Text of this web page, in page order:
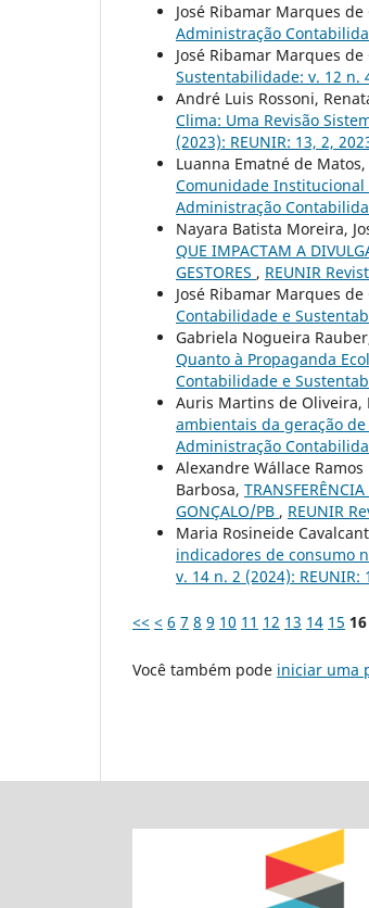
José Ribamar Marques de
Administração
José Ribamar Marques de
Sustentabilidade: v. 12 n.
André Luis Rossoni,
Clima: Uma Revisão
(2023): REUNIR: 13, 2,
Luanna Ematné de
Comunidade Institucional
Administração
Nayara Batista Moreira,
QUE IMPACTAM A
GESTORES , REUNIR
José Ribamar Marques de
Contabilidade e
Gabriela Nogueira
Quanto à Propaganda
Contabilidade e
Auris Martins de Oliveira,
ambientais da geração
Administração
Alexandre Wállace
Barbosa,
GONÇALO/PB , REUNIR
Maria Rosineide
indicadores de consumo
v. 14 n. 2 (2024): REUNIR:
<< < 6 7 8 9 10 11 12 13 14 15 16
Você também pode iniciar uma